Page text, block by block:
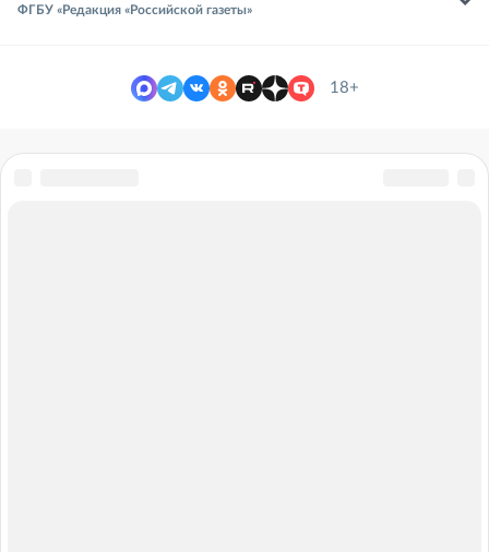
ФГБУ «Редакция «Российской газеты»
18+